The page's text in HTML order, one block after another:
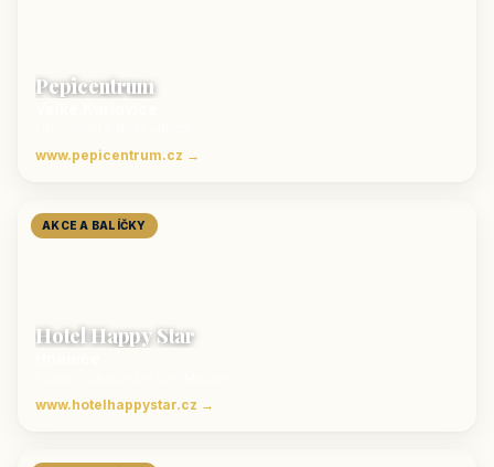
Pepicentrum
www.pepicentrum.cz →
AKCE A BALÍČKY
Hotel Happy Star
www.hotelhappystar.cz →